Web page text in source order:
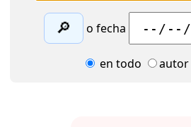
🔎 o fecha
en todo autor